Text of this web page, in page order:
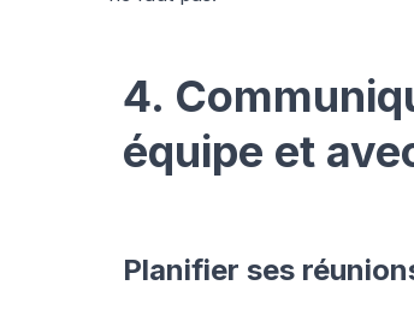
4.
équipe et
Planifier ses